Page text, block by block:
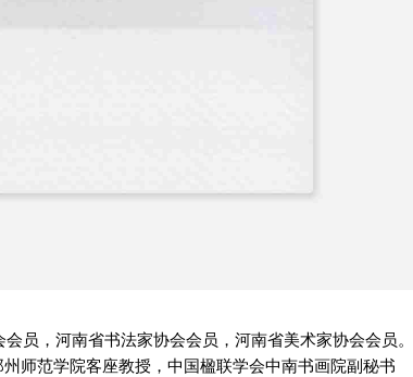
员，河南省书法家协会会员，河南省美术家协会会员。
师范学院客座教授，中国楹联学会中南书画院副秘书